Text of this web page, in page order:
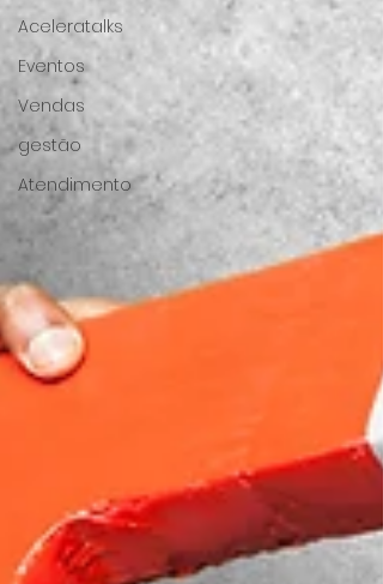
Aceleratalks
Eventos
Vendas
gestão
Atendimento